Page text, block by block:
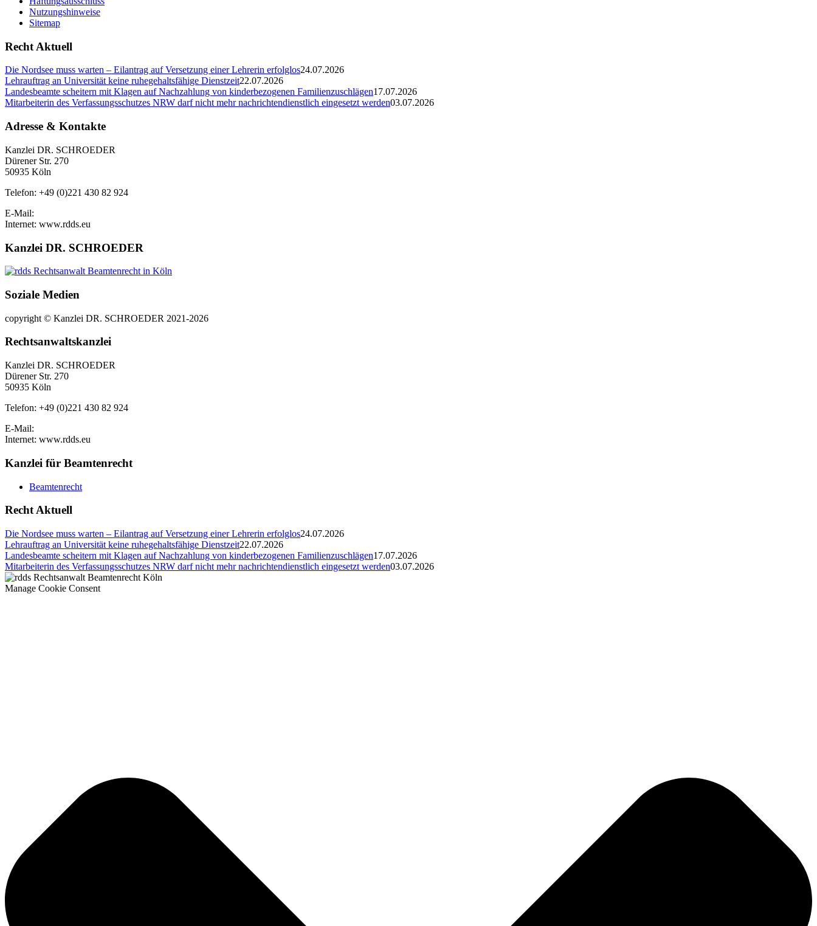
Nutzungshinweise
Sitemap
Recht Aktuell
Die Nordsee muss warten – Eilantrag auf Versetzung einer Lehrerin erfolglos24.07.2026
Lehrauftrag an Universität keine ruhegehaltsfähige Dienstzeit22.07.2026
Landesbeamte scheitern mit Klagen auf Nachzahlung von kinderbezogenen Familienzuschlägen17.07.2026
Mitarbeiterin des Verfassungsschutzes NRW darf nicht mehr nachrichtendienstlich eingesetzt werden03.07.2026
Adresse & Kontakte
Kanzlei DR. SCHROEDER
Dürener Str. 270
50935 Köln
Telefon: +49 (0)221 430 82 924
E-Mail:
Internet: www.rdds.eu
Kanzlei DR. SCHROEDER
Soziale Medien
copyright © Kanzlei DR. SCHROEDER 2021-2026
Rechtsanwaltskanzlei
Kanzlei DR. SCHROEDER
Dürener Str. 270
50935 Köln
Telefon: +49 (0)221 430 82 924
E-Mail:
Internet: www.rdds.eu
Kanzlei für Beamtenrecht
Beamtenrecht
Recht Aktuell
Die Nordsee muss warten – Eilantrag auf Versetzung einer Lehrerin erfolglos24.07.2026
Lehrauftrag an Universität keine ruhegehaltsfähige Dienstzeit22.07.2026
Landesbeamte scheitern mit Klagen auf Nachzahlung von kinderbezogenen Familienzuschlägen17.07.2026
Mitarbeiterin des Verfassungsschutzes NRW darf nicht mehr nachrichtendienstlich eingesetzt werden03.07.2026
Manage Cookie Consent